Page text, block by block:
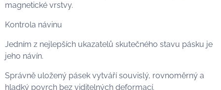
magnetické vrstvy.
Kontrola návinu
Jedním z nejlepších ukazatelů skutečného stavu pásku je
jeho návín.
Správně uložený pásek vytváří souvislý, rovnoměrný a
hladký povrch bez viditelných deformací.